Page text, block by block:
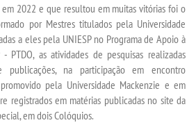
2022 e que resultou em muitas vitórias foi o
por Mestres titulados pela Universidade
a eles pela UNIESP no Programa de Apoio à
PTDO, as atividades de pesquisas realizadas
publicações, na participação em encontro
pela Universidade Mackenzie e em
registrados em matérias publicadas no site da
em dois Colóquios.